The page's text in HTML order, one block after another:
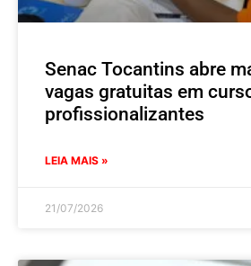
Senac Tocantins abre
vagas gratuitas em
profissionalizantes
LEIA MAIS »
21/07/2026